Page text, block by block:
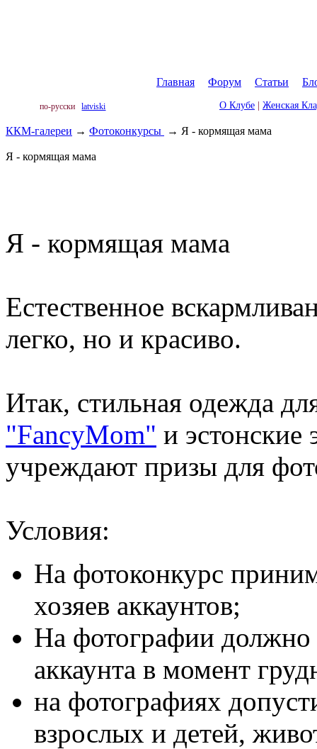
Главная Форум Статьи
по-русски latviski О Клубе Женская
ККМ-галереи → Фотоконкурсы → Я - кормящая мама
Я - кормящая мама
Я - кормящая мама
Естественное
легко, но и красиво.
Итак, стильная одежда
"FancyMom" и
учреждают призы для
Условия:
На фотоконкурс
хозяев аккаунтов;
На фотографии должно
аккаунта в момент
на фотографиях
взрослых и детей,